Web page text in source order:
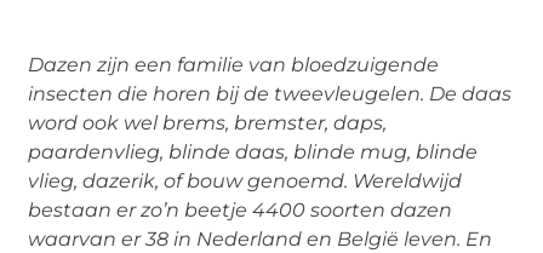
Dazen zijn een familie van bloedzuigende
insecten die horen bij de tweevleugelen. De daas
word ook wel brems, bremster, daps,
paardenvlieg, blinde daas, blinde mug, blinde
vlieg, dazerik, of bouw genoemd. Wereldwijd
bestaan er zo’n beetje 4400 soorten dazen
waarvan er 38 in Nederland en België leven. En